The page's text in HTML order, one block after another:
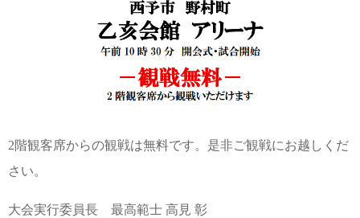
2階観客席からの観戦は無料です。是非ご観戦にお越しくだ
さい。
大会実行委員長 最高範士 高見 彰